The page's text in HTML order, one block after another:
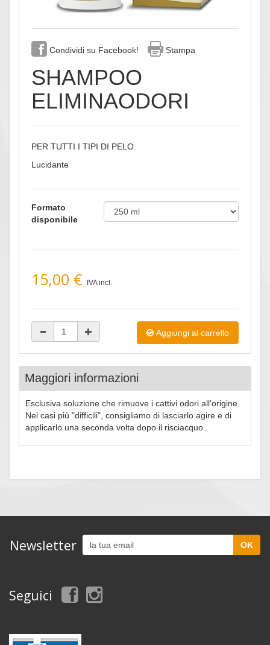
Condividi su Facebook! Stampa
SHAMPOO
ELIMINAODORI
PER TUTTI I TIPI DI PELO
Lucidante
Formato
disponibile
15,00 € IVA incl.
Aggiungi al carrello
Maggiori informazioni
Esclusiva soluzione che rimuove i cattivi odori all'origine.
Nei casi più "difficili", consigliamo di lasciarlo agire e di
applicarlo una seconda volta dopo il risciacquo.
Newsletter
Seguici